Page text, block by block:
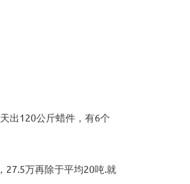
出120公斤蜡件，有6个
27.5万再除于平均20吨.就